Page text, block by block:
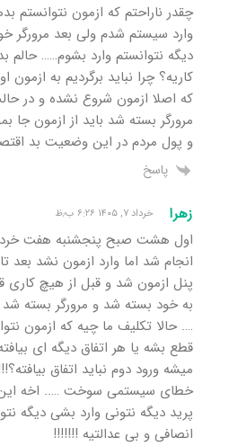
چقدر ناراحتم که ازمون نتوانستم
وارد سیستم شدم ولی بعد مرورگر
دیگه نتوانستم وارد بشوم…… حالم
کاریه؟ چرا نباید برگردیم به ازمون
که اصلا ازمون شروع نشده و در
مرورگر بسته شد باید از ازمون جا
و پول مردم در این وضعیت بد
پاسخ
زهرا خرداد ۷, ۱۴۰۵ ۶:۲۶ ب٫ظ
پنل ازمون شد و قبل از هیچ کاری
به خود بسته شد و مرورگر بسته
…. حالا تکلیف ما چیه که ازمون
قطع بشه یا هر اتفاق دیگه ای
میشه ورود دوم نباید اتفاق
خطای سیستمی سوخت ….. اخه این
پرید دیگه نتونی وارد بشی دیگه
انصافی و بی عدالتیه !!!!!!!